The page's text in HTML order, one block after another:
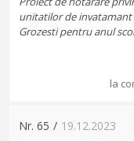
unitatilor de invatamant
Grozesti pentru anul
la
Nr. 65 / 19.12.2023